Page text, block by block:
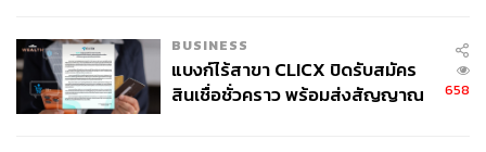
ริต้ากลัวจะเป็นเมนเทอร์ที่ไม่ดี นี่คือสิ่งที่ริต้ากลัวที่สุด เพราะ
ฉะนั้นพอเรากลัวแบบนี้ปุ๊บ เราก็จะยิ่งหาข้อมูลมาพัฒนาตัว
เอง ให้เด็กเขาเก่งอย่างที่เราอยากให้เขาเป็น เป็นให้เท่าเรา
BUSINESS
แบงก์ไร้สาขา CLICX ปิดรับสมัคร
สินเชื่อชั่วคราว พร้อมส่งสัญญาณ
658